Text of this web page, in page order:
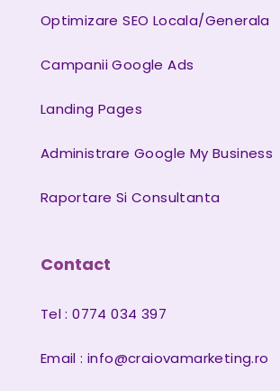
Optimizare SEO Locala/Generala
Campanii Google Ads
Landing Pages
Administrare Google My Business
Raportare Si Consultanta
Contact
Tel : 0774 034 397
Email : info@craiovamarketing.ro